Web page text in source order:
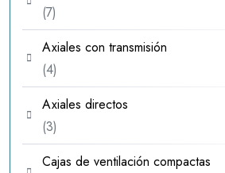
77
productos
Axiales con transmisión
44
productos
Axiales directos
33
productos
Cajas de ventilación compactas